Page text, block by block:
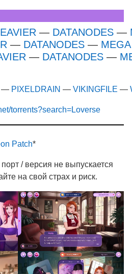
— DATANODES —
— DATANODES — MEGA
— DATANODES —
— PIXELDRAIN — VIKINGFILE —
torrents?search=Loverse
Patch*
/ версия не выпускается
на свой страх и риск.